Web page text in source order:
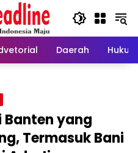
Daerah Hukum
Banten yang
Termasuk Bani